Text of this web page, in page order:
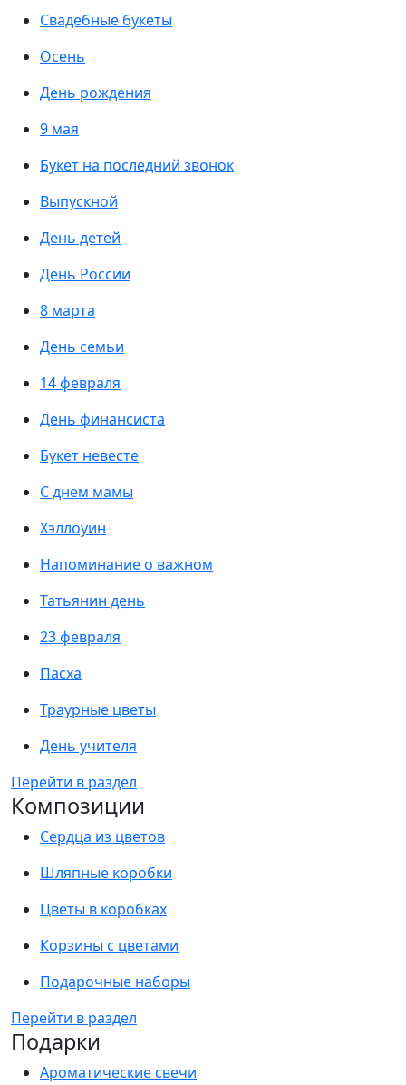
Свадебные букеты
Осень
День рождения
9 мая
Букет на последний звонок
Выпускной
День детей
День России
8 марта
День семьи
14 февраля
День финансиста
Букет невесте
С днем мамы
Хэллоуин
Напоминание о важном
Татьянин день
23 февраля
Пасха
Траурные цветы
День учителя
Перейти в раздел
Композиции
Сердца из цветов
Шляпные коробки
Цветы в коробках
Корзины с цветами
Подарочные наборы
Перейти в раздел
Подарки
Ароматические свечи